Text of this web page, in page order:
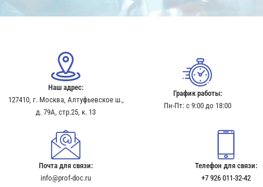
Наш адрес:
127410, г. Москва, Алтуфьевское ш.,
д. 79А, стр.25, к. 13​
График работы:
Пн-Пт: с 9:00 до 18:00
Почта для связи:
info@prof-doc.ru
Телефон для связи:
+7 926 011-32-42